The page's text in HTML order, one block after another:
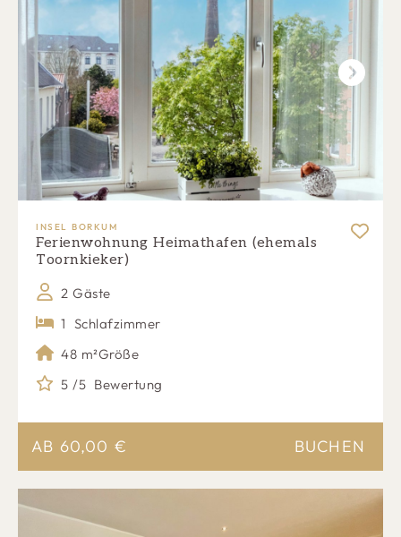
Next
INSEL BORKUM
Ferienwohnung Heimathafen (ehemals
Toornkieker)
2 Gäste
1 Schlafzimmer
48 m²Größe
5 /5 Bewertung
AB 60,00 € BUCHEN